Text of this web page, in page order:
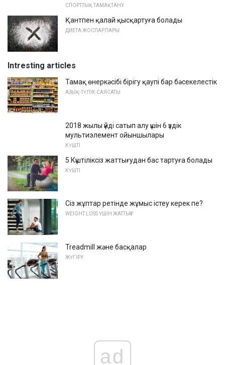
СПОРТТЫҚ ТАМАҚТАНУ
Қантпен қалай қысқартуға болады
ДИЕТА ЖОСПАРЛАРЫ
Intresting articles
Тамақ өнеркәсібі бірігу қаупі бар бәсекелестік
АЗЫҚ-ТҮЛІК САЯСАТЫ
2018 жылы үйді сатып алу үшін 6 үздік
мультиэлемент ойыншылары
КҮШТІ
5 Күштіліксіз жаттығудан бас тартуға болады
КҮШТІ
Сіз жұптар ретінде жұмыс істеу керек пе?
WEIGHT LOSS ҮШІН ЖАТТЫҒУ
Treadmill және басқалар
ЖҮГІРУ
ad